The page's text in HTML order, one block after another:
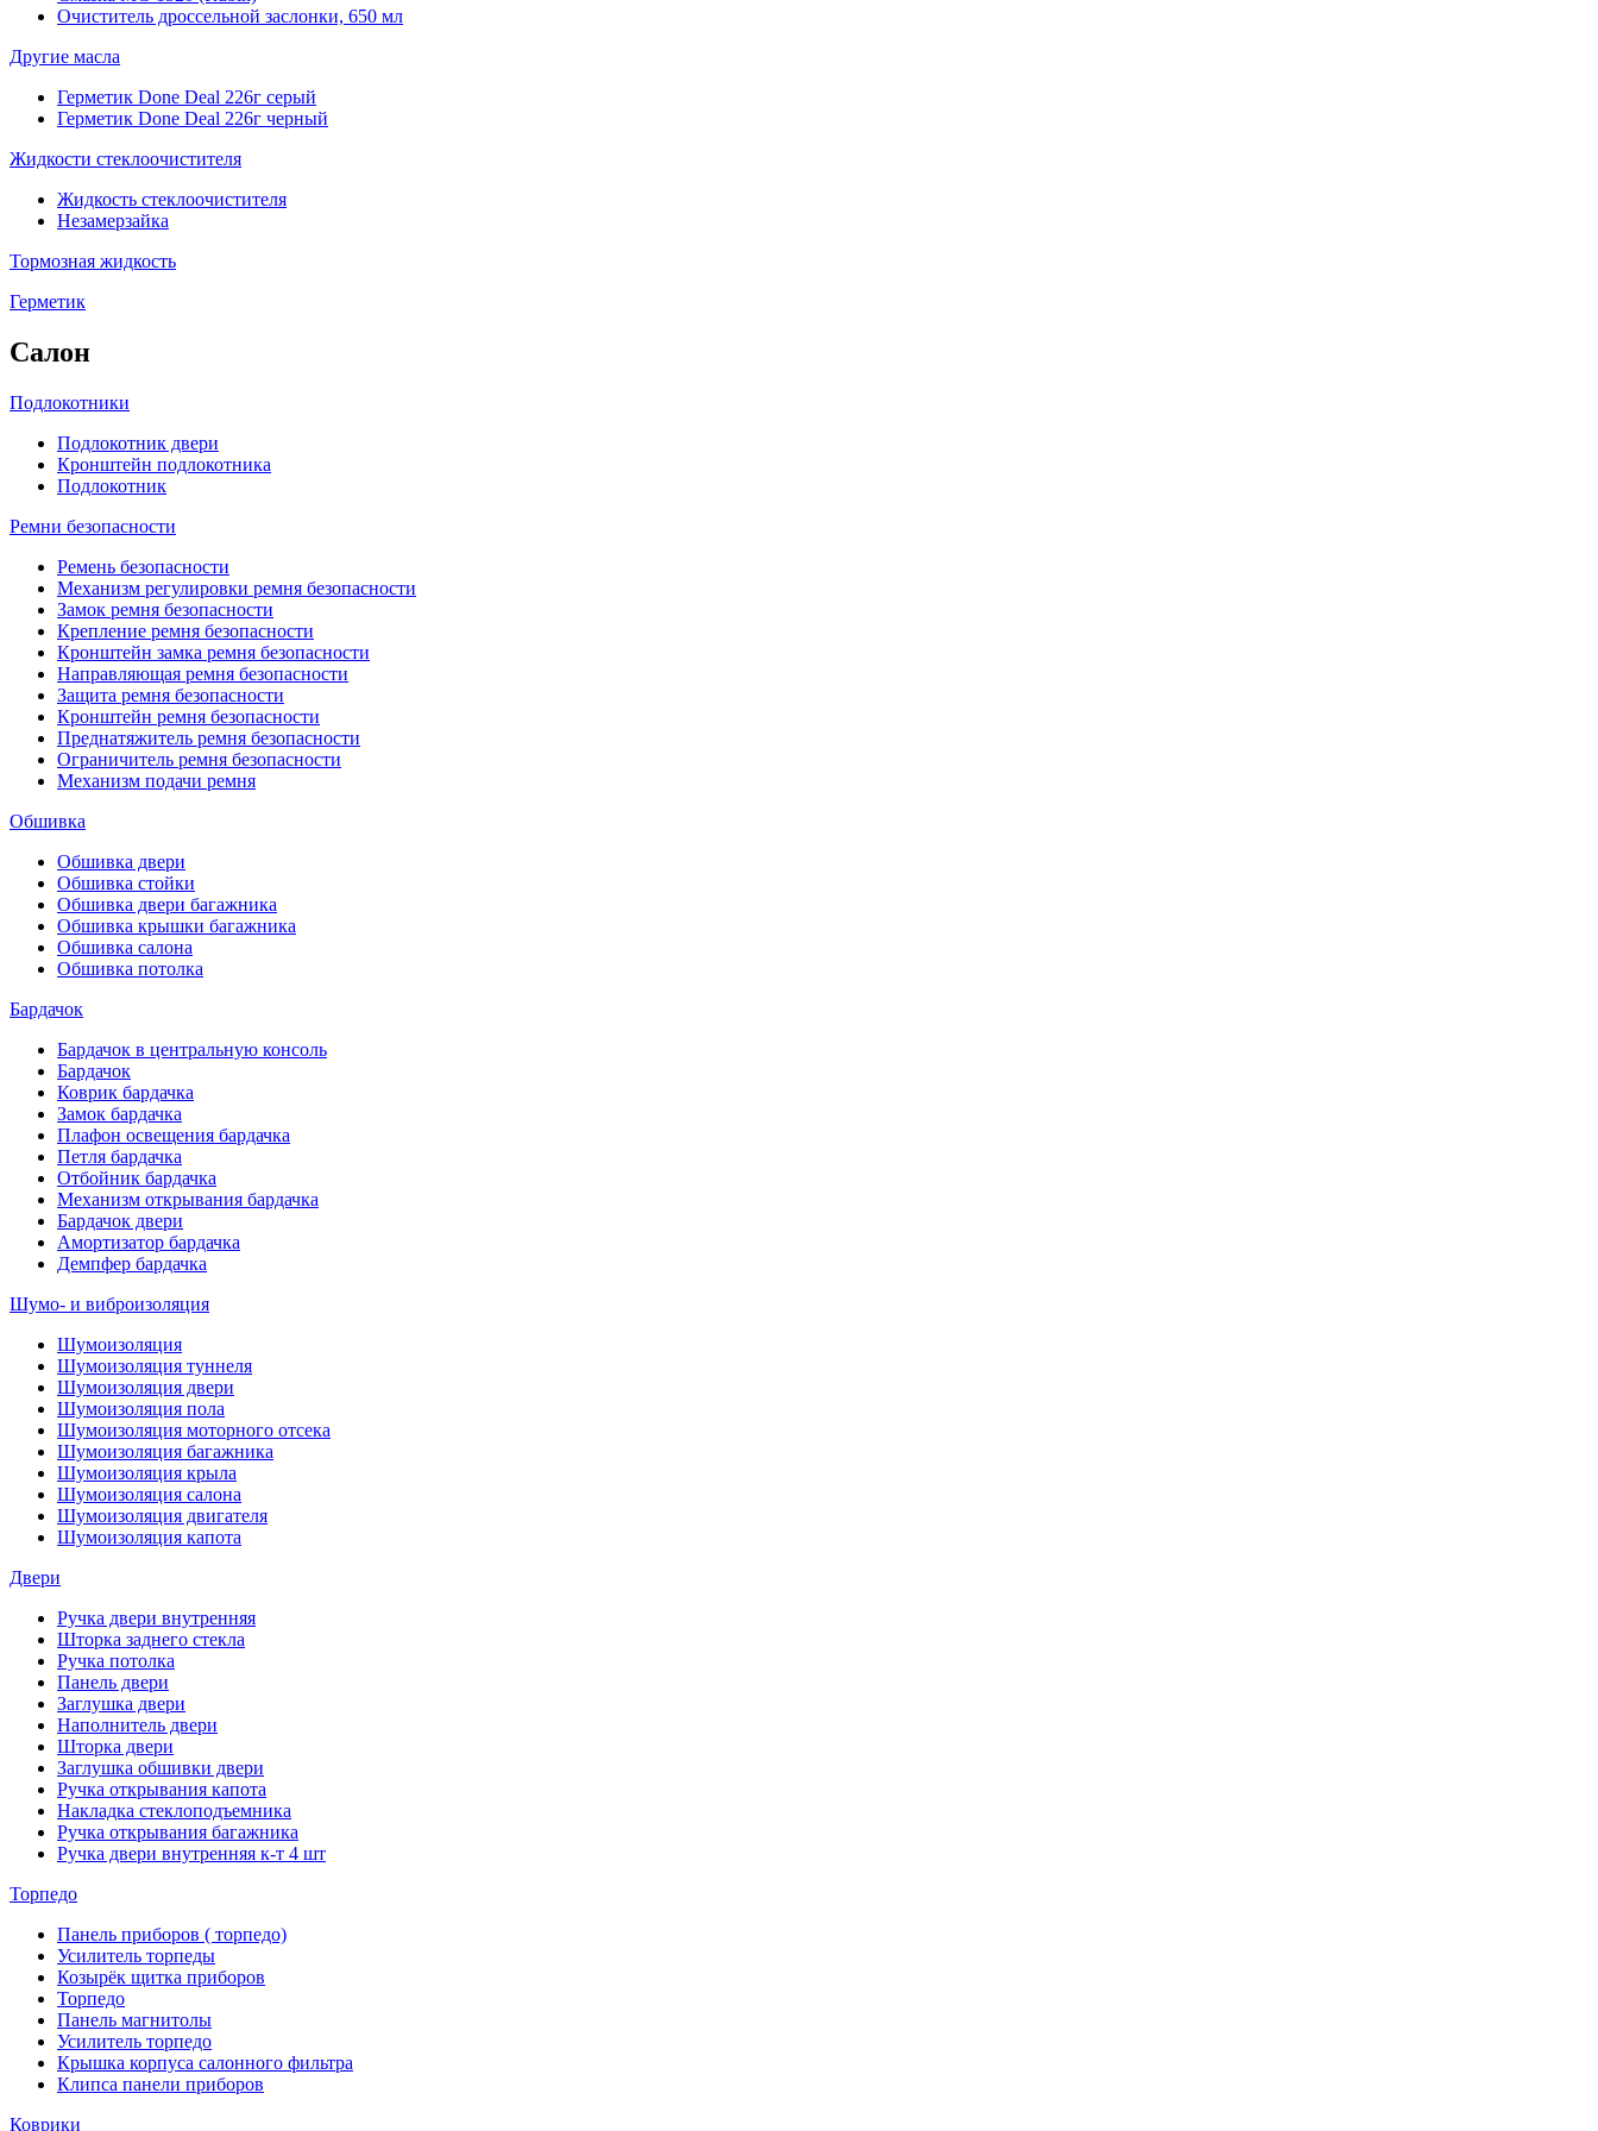
Очиститель дроссельной заслонки, 650 мл
Другие масла
Герметик Done Deal 226г серый
Герметик Done Deal 226г черный
Жидкости стеклоочистителя
Жидкость стеклоочистителя
Незамерзайка
Тормозная жидкость
Герметик
Салон
Подлокотники
Подлокотник двери
Кронштейн подлокотника
Подлокотник
Ремни безопасности
Ремень безопасности
Механизм регулировки ремня безопасности
Замок ремня безопасности
Крепление ремня безопасности
Кронштейн замка ремня безопасности
Направляющая ремня безопасности
Защита ремня безопасности
Кронштейн ремня безопасности
Преднатяжитель ремня безопасности
Ограничитель ремня безопасности
Механизм подачи ремня
Обшивка
Обшивка двери
Обшивка стойки
Обшивка двери багажника
Обшивка крышки багажника
Обшивка салона
Обшивка потолка
Бардачок
Бардачок в центральную консоль
Бардачок
Коврик бардачка
Замок бардачка
Плафон освещения бардачка
Петля бардачка
Отбойник бардачка
Механизм открывания бардачка
Бардачок двери
Амортизатор бардачка
Демпфер бардачка
Шумо- и виброизоляция
Шумоизоляция
Шумоизоляция туннеля
Шумоизоляция двери
Шумоизоляция пола
Шумоизоляция моторного отсека
Шумоизоляция багажника
Шумоизоляция крыла
Шумоизоляция салона
Шумоизоляция двигателя
Шумоизоляция капота
Двери
Ручка двери внутренняя
Шторка заднего стекла
Ручка потолка
Панель двери
Заглушка двери
Наполнитель двери
Шторка двери
Заглушка обшивки двери
Ручка открывания капота
Накладка стеклоподъемника
Ручка открывания багажника
Ручка двери внутренняя к-т 4 шт
Торпедо
Панель приборов ( торпедо)
Усилитель торпеды
Козырёк щитка приборов
Торпедо
Панель магнитолы
Усилитель торпедо
Крышка корпуса салонного фильтра
Клипса панели приборов
Коврики